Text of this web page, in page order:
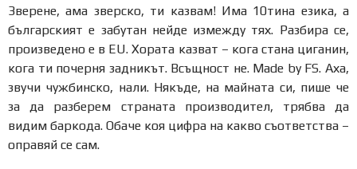
Зверене, ама зверско, ти казвам! Има 10тина езика, а
българският е забутан нейде измежду тях. Разбира се,
произведено е в EU. Хората казват – кога стана циганин,
кога ти почерня задникът. Всъщност не. Made by FS. Аха,
звучи чужбинско, нали. Някъде, на майната си, пише че
за да разберем страната производител, трябва да
видим баркода. Обаче коя цифра на какво съответства –
оправяй се сам.